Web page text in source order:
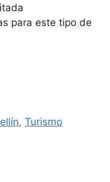
para este tipo de
,Turismo